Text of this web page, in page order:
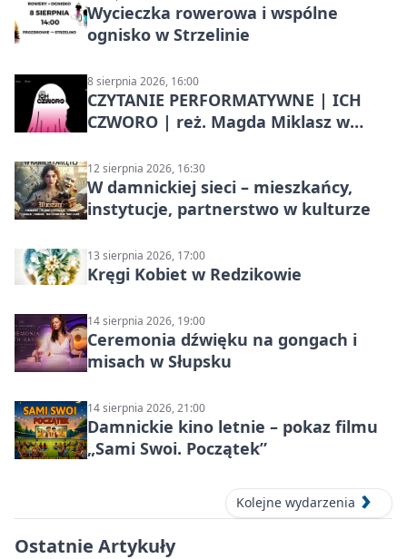
Wycieczka rowerowa i wspólne
ognisko w Strzelinie
8 sierpnia 2026, 16:00
CZYTANIE PERFORMATYWNE | ICH
CZWORO | reż. Magda Miklasz w
12 sierpnia 2026, 16:30
W damnickiej sieci – mieszkańcy,
instytucje, partnerstwo w kulturze
13 sierpnia 2026, 17:00
Kręgi Kobiet w Redzikowie
14 sierpnia 2026, 19:00
Ceremonia dźwięku na gongach i
misach w Słupsku
14 sierpnia 2026, 21:00
Damnickie kino letnie – pokaz filmu
„Sami Swoi. Początek”
Kolejne wydarzenia
Ostatnie Artykuły